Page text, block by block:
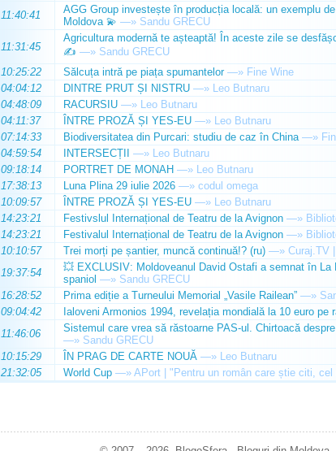
11:40:41
AGG Group investește în producția locală: un exemplu
Moldova 💫 —» Sandu GRECU
11:31:45
Agricultura modernă te așteaptă! În aceste zile se
✍️ —» Sandu GRECU
10:25:22
Sălcuța intră pe piața spumantelor —» Fine Wine
04:04:12
DINTRE PRUT ȘI NISTRU —» Leo Butnaru
04:48:09
RACURSIU —» Leo Butnaru
04:11:37
ÎNTRE PROZĂ ȘI YES-EU —» Leo Butnaru
07:14:33
Biodiversitatea din Purcari: studiu de caz în China —»
04:59:54
INTERSECȚII —» Leo Butnaru
09:18:14
PORTRET DE MONAH —» Leo Butnaru
17:38:13
Luna Plina 29 iulie 2026 —» codul omega
10:09:57
ÎNTRE PROZĂ ȘI YES-EU —» Leo Butnaru
14:23:21
Festivslul Internațional de Teatru de la Avignon —»
14:23:21
Festivalul Internațional de Teatru de la Avignon —»
10:10:57
Trei morți pe șantier, muncă continuă!? (ru) —» Curaj.TV
19:37:54
💥 EXCLUSIV: Moldoveanul David Ostafi a semnat în
spaniol —» Sandu GRECU
16:28:52
Prima ediție a Turneului Memorial „Vasile Railean” —»
09:04:42
Ialoveni Armonios 1994, revelația mondială la 10 euro pe
11:46:06
Sistemul care vrea să răstoarne PAS-ul. Chirtoacă
—» Sandu GRECU
10:15:29
ÎN PRAG DE CARTE NOUĂ —» Leo Butnaru
21:32:05
World Cup —» APort | "Pentru un român care știe citi,